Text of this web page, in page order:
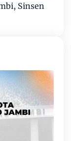
Sinsen